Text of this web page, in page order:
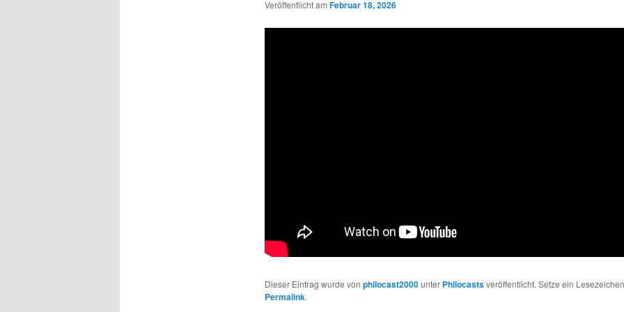
Veröffentlicht am Februar 18, 2026
Dieser Eintrag wurde von philocast2000unter Philocastsveröffentlicht. Setze ein
Permalink.